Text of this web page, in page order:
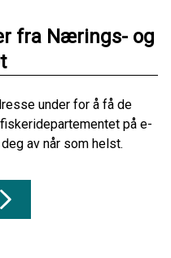
fra Nærings- og
under for å få de
på e-
av når som helst.